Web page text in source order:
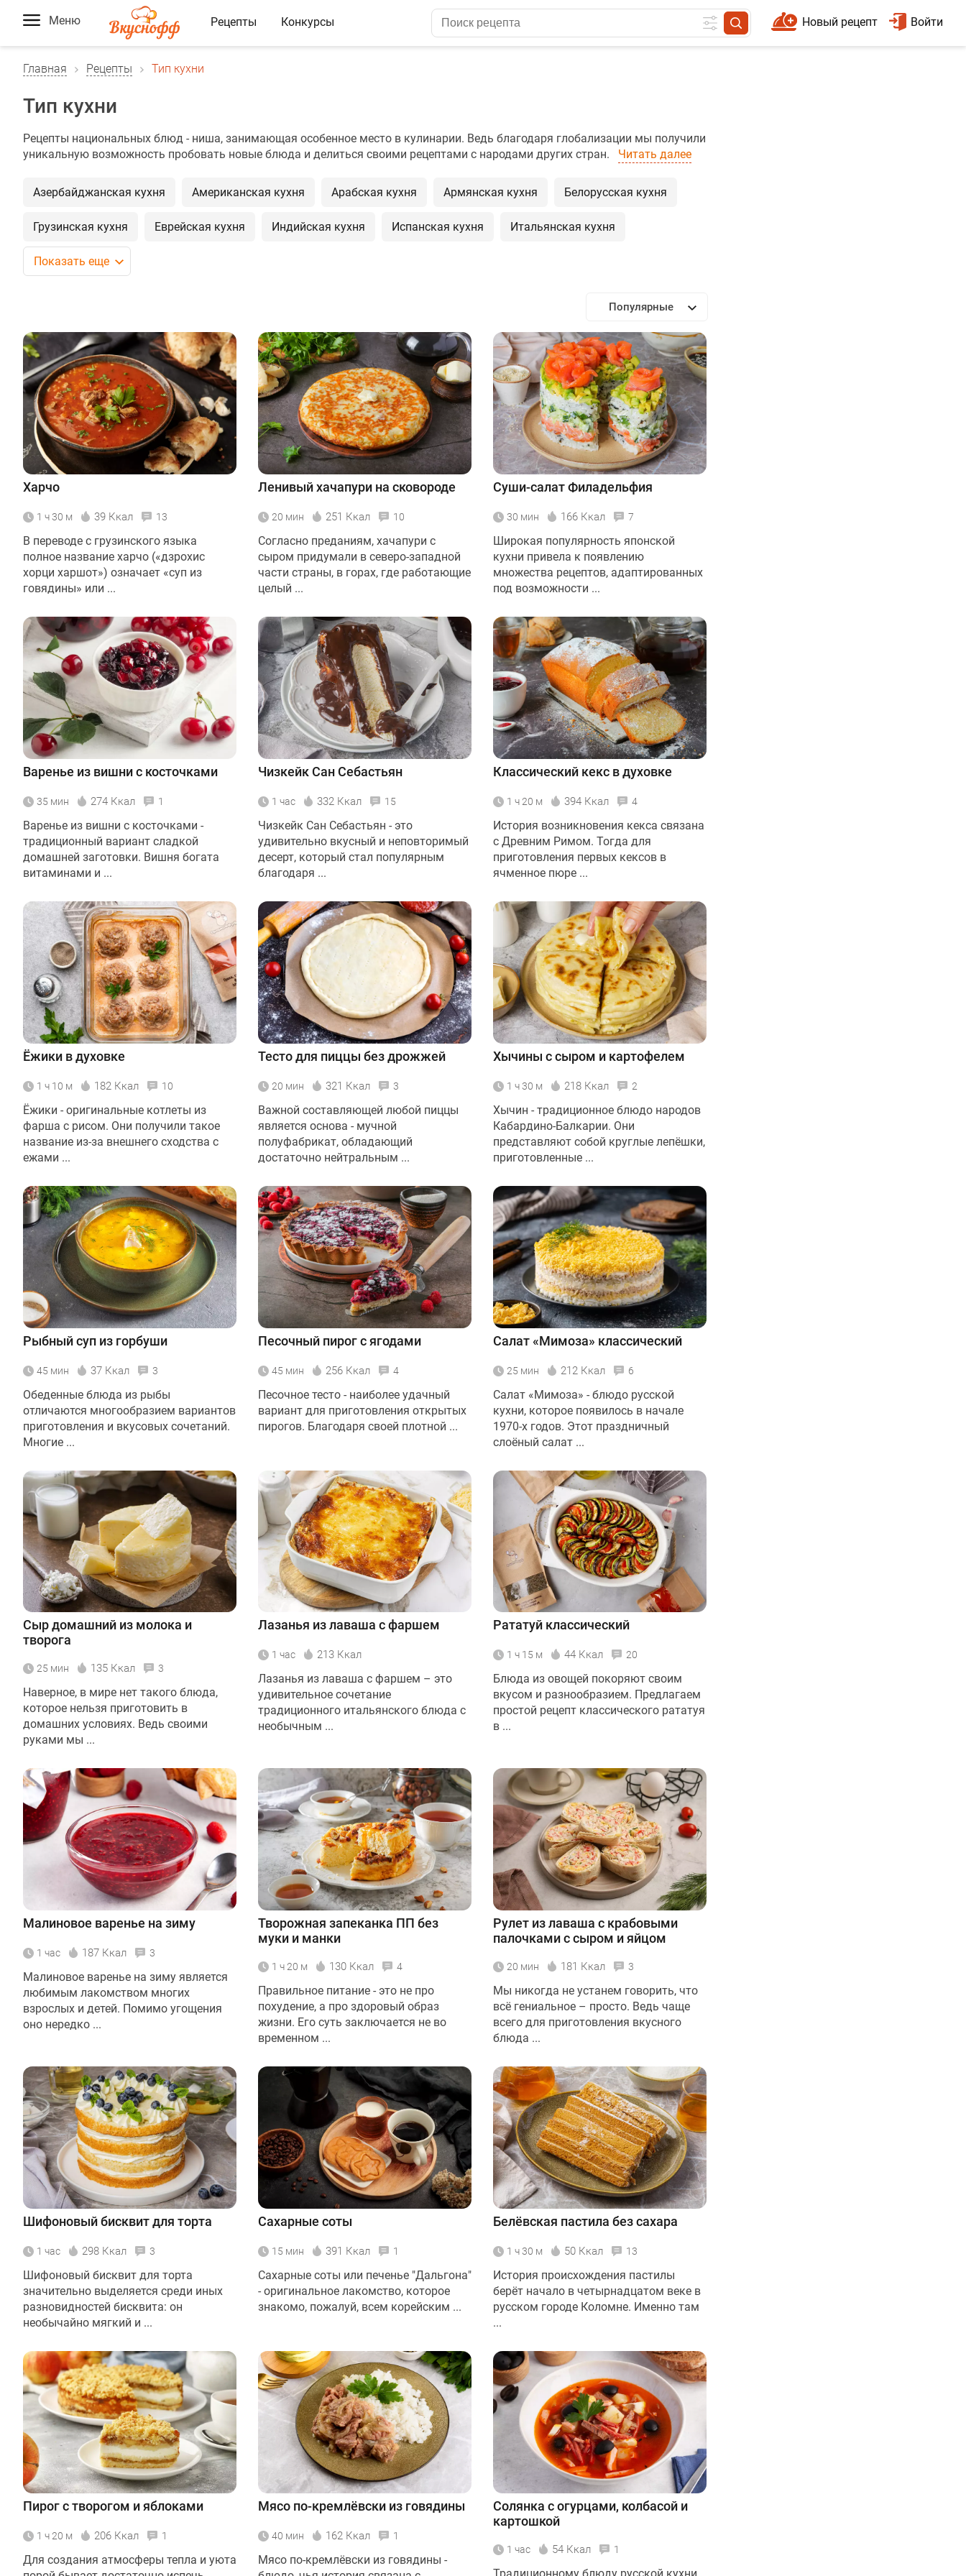
Меню Рецепты Конкурсы Войти
Новый рецепт
Главная Рецепты Тип кухни
Тип кухни
Рецепты национальных блюд - ниша, занимающая особенное место в кулинарии. Ведь благодаря глобализации мы получили
уникальную возможность пробовать новые блюда и делиться своими рецептами с народами других стран.
Читать далее
Азербайджанская кухня Американская кухня Арабская кухня Армянская кухня Белорусская кухня
Грузинская кухня Еврейская кухня Индийская кухня Испанская кухня Итальянская кухня
Показать еще
Популярные
Харчо
1 ч 30 м 39 Ккал 13
В переводе с грузинского языка
полное название харчо («дзрохис
хорци харшот») означает «суп из
говядины» или ...
Ленивый хачапури на сковороде
20 мин 251 Ккал 10
Согласно преданиям, хачапури с
сыром придумали в северо-западной
части страны, в горах, где работающие
целый ...
Суши-салат Филадельфия
30 мин 166 Ккал 7
Широкая популярность японской
кухни привела к появлению
множества рецептов, адаптированных
под возможности ...
Варенье из вишни с косточками
35 мин 274 Ккал 1
Варенье из вишни с косточками -
традиционный вариант сладкой
домашней заготовки. Вишня богата
витаминами и ...
Чизкейк Сан Себастьян
1 час 332 Ккал 15
Чизкейк Сан Себастьян - это
удивительно вкусный и неповторимый
десерт, который стал популярным
благодаря ...
Классический кекс в духовке
1 ч 20 м 394 Ккал 4
История возникновения кекса связана
с Древним Римом. Тогда для
приготовления первых кексов в
ячменное пюре ...
Ёжики в духовке
1 ч 10 м 182 Ккал 10
Ёжики - оригинальные котлеты из
фарша с рисом. Они получили такое
название из-за внешнего сходства с
ежами ...
Тесто для пиццы без дрожжей
20 мин 321 Ккал 3
Важной составляющей любой пиццы
является основа - мучной
полуфабрикат, обладающий
достаточно нейтральным ...
Хычины с сыром и картофелем
1 ч 30 м 218 Ккал 2
Хычин - традиционное блюдо народов
Кабардино-Балкарии. Они
представляют собой круглые лепёшки,
приготовленные ...
Рыбный суп из горбуши
45 мин 37 Ккал 3
Обеденные блюда из рыбы
отличаются многообразием вариантов
приготовления и вкусовых сочетаний.
Многие ...
Песочный пирог с ягодами
45 мин 256 Ккал 4
Песочное тесто - наиболее удачный
вариант для приготовления открытых
пирогов. Благодаря своей плотной ...
Салат «Мимоза» классический
25 мин 212 Ккал 6
Салат «Мимоза» - блюдо русской
кухни, которое появилось в начале
1970-х годов. Этот праздничный
слоёный салат ...
Сыр домашний из молока и
творога
25 мин 135 Ккал 3
Наверное, в мире нет такого блюда,
которое нельзя приготовить в
домашних условиях. Ведь своими
руками мы ...
Лазанья из лаваша с фаршем
1 час 213 Ккал
Лазанья из лаваша с фаршем – это
удивительное сочетание
традиционного итальянского блюда с
необычным ...
Рататуй классический
1 ч 15 м 44 Ккал 20
Блюда из овощей покоряют своим
вкусом и разнообразием. Предлагаем
простой рецепт классического рататуя
в ...
Малиновое варенье на зиму
1 час 187 Ккал 3
Малиновое варенье на зиму является
любимым лакомством многих
взрослых и детей. Помимо угощения
оно нередко ...
Творожная запеканка ПП без
муки и манки
1 ч 20 м 130 Ккал 4
Правильное питание - это не про
похудение, а про здоровый образ
жизни. Его суть заключается не во
временном ...
Рулет из лаваша с крабовыми
палочками с сыром и яйцом
20 мин 181 Ккал 3
Мы никогда не устанем говорить, что
всё гениальное – просто. Ведь чаще
всего для приготовления вкусного
блюда ...
Шифоновый бисквит для торта
1 час 298 Ккал 3
Шифоновый бисквит для торта
значительно выделяется среди иных
разновидностей бисквита: он
необычайно мягкий и ...
Сахарные соты
15 мин 391 Ккал 1
Сахарные соты или печенье "Дальгона"
- оригинальное лакомство, которое
знакомо, пожалуй, всем корейским ...
Белёвская пастила без сахара
1 ч 30 м 50 Ккал 13
История происхождения пастилы
берёт начало в четырнадцатом веке в
русском городе Коломне. Именно там
...
Пирог с творогом и яблоками
1 ч 20 м 206 Ккал 1
Для создания атмосферы тепла и уюта
Мясо по-кремлёвски из говядины
40 мин 162 Ккал 1
Мясо по-кремлёвски из говядины -
Солянка с огурцами, колбасой и
картошкой
1 час 54 Ккал 1